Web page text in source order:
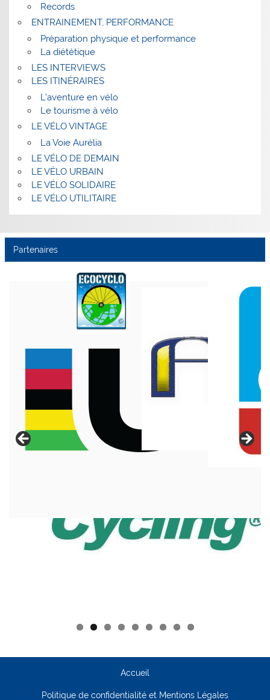
Records
ENTRAINEMENT, PERFORMANCE
Préparation physique et performance
La diététique
LES INTERVIEWS
LES ITINÉRAIRES
L’aventure en vélo
Le tourisme à vélo
LE VÉLO VINTAGE
La Voie Aurélia
LE VÉLO DE DEMAIN
LE VÉLO URBAIN
LE VÉLO SOLIDAIRE
LE VÉLO UTILITAIRE
Partenaires
Accueil
Politique de confidentialité et Mentions Légales